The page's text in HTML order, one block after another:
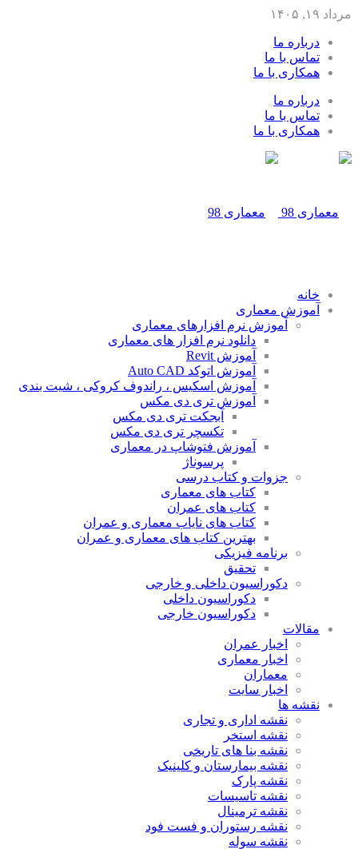
مرداد ۱۹, ۱۴۰۵
درباره ما
تماس با ما
همکاری با ما
درباره ما
تماس با ما
همکاری با ما
خانه
آموزش معماری
آموزش نرم افزارهای معماری
دانلود نرم افزار های معماری
آموزش Revit
آموزش اتوکد Auto CAD
آموزش اسکیس ، راندوف کروکی ، شیت بندی
آموزش تری دی مکس
آبجکت تری دی مکس
تکسچر تری دی مکس
آموزش فتوشاپ در معماری
پرسوناژ
جزوات و کتاب درسی
کتاب های معماری
کتاب های عمران
کتاب های نایاب معماری و عمران
بهترین کتاب های معماری و عمران
برنامه فیزیکی
تحقیق
دکوراسیون داخلی و خارجی
دکوراسیون داخلی
دکوراسیون خارجی
مقالات
اخبار عمران
اخبار معماری
معماران
اخبار سایت
نقشه ها
نقشه اداری و تجاری
نقشه استخر
نقشه بنا های تاریخی
نقشه بیمارستان و کلینیک
نقشه پارک
نقشه تاسیسات
نقشه ترمینال
نقشه رستوران و فست فود
نقشه سوله